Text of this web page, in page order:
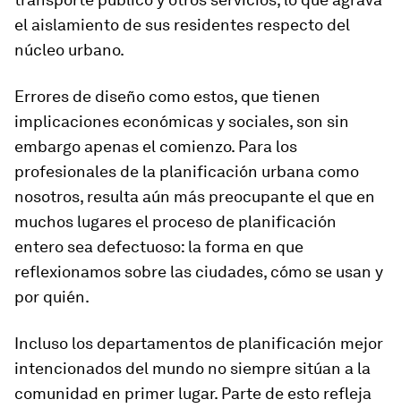
el aislamiento de sus residentes respecto del
núcleo urbano.
Errores de diseño como estos, que tienen
implicaciones económicas y sociales, son sin
embargo apenas el comienzo. Para los
profesionales de la planificación urbana como
nosotros, resulta aún más preocupante el que en
muchos lugares el proceso de planificación
entero sea defectuoso: la forma en que
reflexionamos sobre las ciudades, cómo se usan y
por quién.
Incluso los departamentos de planificación mejor
intencionados del mundo no siempre sitúan a la
comunidad en primer lugar. Parte de esto refleja